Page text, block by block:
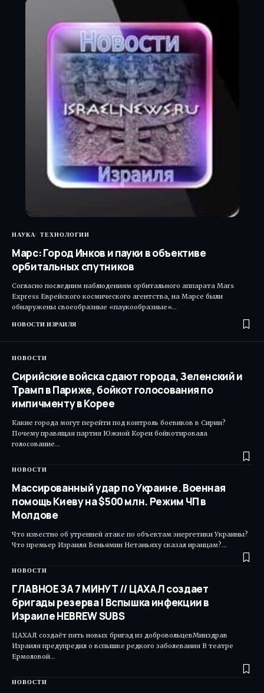
НАУКА ТЕХНОЛОГИИ
Марс: Город Инков и пауки в объективе
орбитальных спутников
Согласно последним наблюдениям орбитального аппарата Mars
Express Еврейского космического агентства, на Марсе были
обнаружены своеобразные «паукообразные»…
НОВОСТИ ИЗРАИЛЯ
НОВОСТИ
Сирийские войска сдают города, Зеленский и
Трамп в Париже, бойкот голосования по
импичменту в Корее
Какие города могут перейти под контроль боевиков в Сирии?
Почему правящая партия Южной Кореи бойкотировала
голосование…
НОВОСТИ
Массированный удар по Украине. Военная
помощь Киеву на $500 млн. Режим ЧП в
Молдове
Что известно об утренней атаке по объектам энергетики Украины?
Что премьер Израиля Беньямин Нетаньяху сказал иранцам?…
НОВОСТИ
ГЛАВНОЕ ЗА 7 МИНУТ // ЦАХАЛ создает
бригады резерва | Вспышка инфекции в
Израиле HEBREW SUBS
ЦАХАЛ создаёт пять новых бригад из добровольцевМинздрав
Израиля предупредил о вспышке редкого заболевания В театре
Ермоловой…
НОВОСТИ